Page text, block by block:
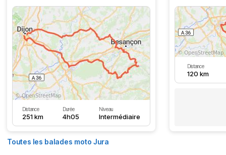
Distance
251 km
Durée
4h05
Niveau
Intermédiaire
Distance
120 km
Toutes les balades moto Jura